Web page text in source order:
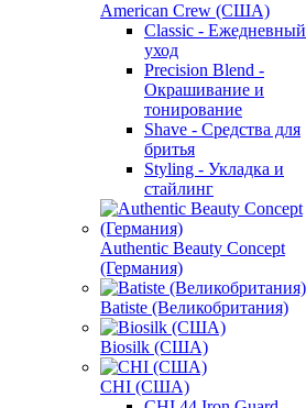
American Crew (США)
Classic - Ежедневный
уход
Precision Blend -
Окрашивание и
тонирование
Shave - Средства для
бритья
Styling - Укладка и
стайлинг
Authentic Beauty Concept
(Германия)
Batiste (Великобритания)
Biosilk (США)
CHI (США)